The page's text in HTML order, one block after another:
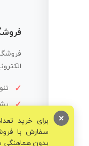
برای خرید
سفارش با
بدون هماهنگی
×